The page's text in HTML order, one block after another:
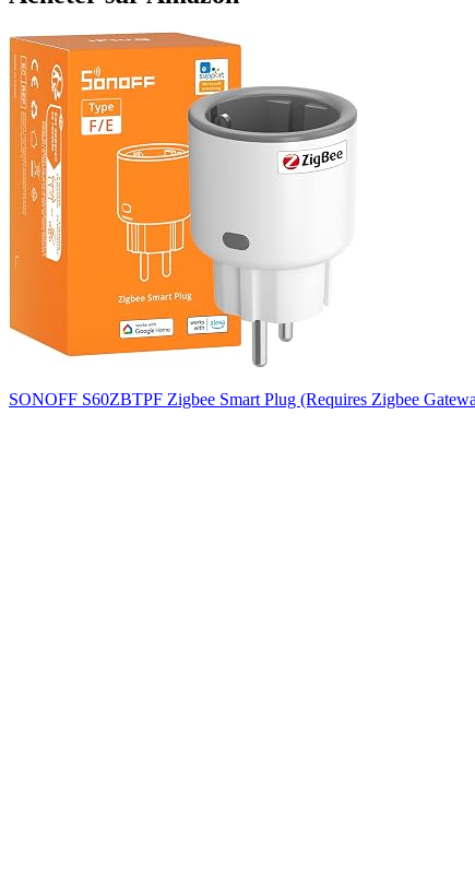
SONOFF S60ZBTPF Zigbee Smart Plug (Requires Zigbee